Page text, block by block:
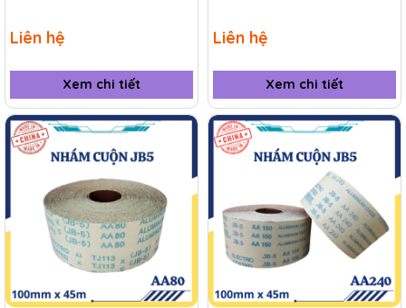
Liên hệ
Xem chi tiết
Liên hệ
Xem chi tiết